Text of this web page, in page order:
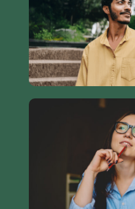
Evénementiel &
Nous valorisons les
à travers
salons, et
intervenons pour
de
Nous formons les
clés : prise de